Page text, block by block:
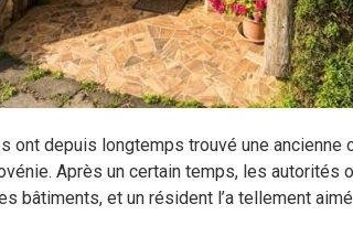
ont depuis longtemps trouvé une ancienne
Après un certain temps, les autorités
bâtiments, et un résident l’a tellement